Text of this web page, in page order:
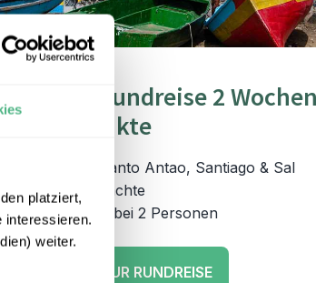
platziert,
interessieren.
weiter.
Rundreise 2
Höhepunkte
Sao Vicente, Santo Antao, Santiago & Sal
15 Tage / 14 Nächte
ab € 2.145 p.P. bei 2 Personen
ZUR RUNDREISE